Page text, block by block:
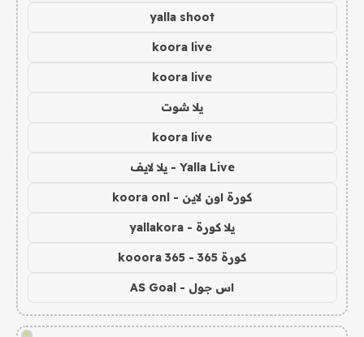
yalla shoot
koora live
koora live
يلا شوت
koora live
Yalla Live - يلا لايف
كورة اون لاين - koora onl
يلا كورة - yallakora
كورة 365 - kooora 365
اس جول - AS Goal